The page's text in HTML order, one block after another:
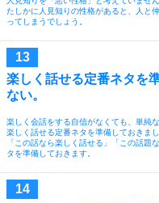
たしかに人見知りの性格があると、人と
ってしまうでしょう。
楽しく話せる定番ネタを
ない。
楽しく会話をする自信がなくても、単純
楽しく話せる定番ネタを準備しておきまし
「この話なら楽しく話せる」「この話題
タを準備しておきます。